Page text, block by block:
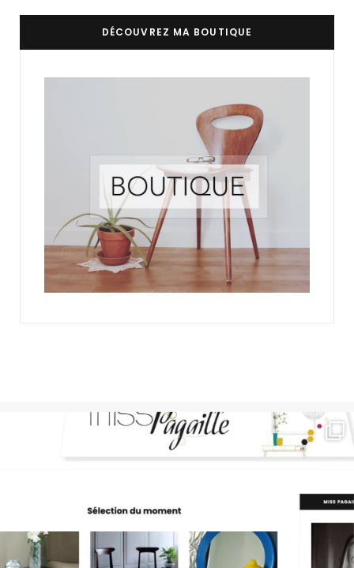
DÉCOUVREZ MA BOUTIQUE